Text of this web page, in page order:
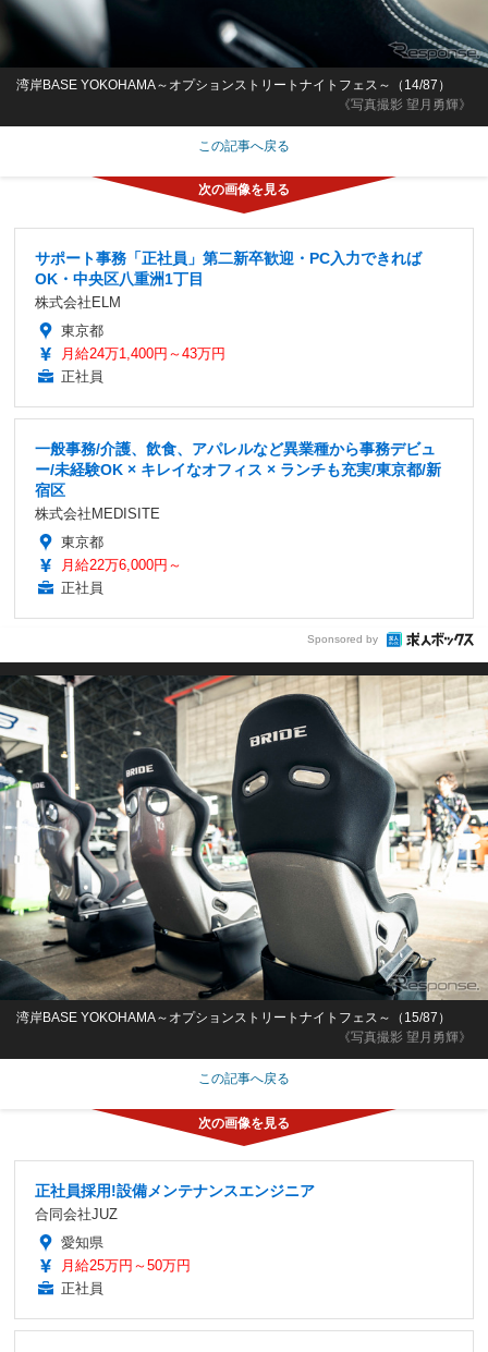
《写真撮影 望月勇輝》
湾岸BASE YOKOHAMA～オプションストリートナイトフェス～（14/87）
この記事へ戻る
サポート事務「正社員」第二新卒歓迎・PC入力できれば
OK・中央区八重洲1丁目
株式会社ELM
東京都
月給24万1,400円～43万円
正社員
一般事務/介護、飲食、アパレルなど異業種から事務デビュ
ー/未経験OK × キレイなオフィス × ランチも充実/東京都/新
宿区
株式会社MEDISITE
東京都
月給22万6,000円～
正社員
Sponsored by
《写真撮影 望月勇輝》
湾岸BASE YOKOHAMA～オプションストリートナイトフェス～（15/87）
この記事へ戻る
正社員採用!設備メンテナンスエンジニア
合同会社JUZ
愛知県
月給25万円～50万円
正社員